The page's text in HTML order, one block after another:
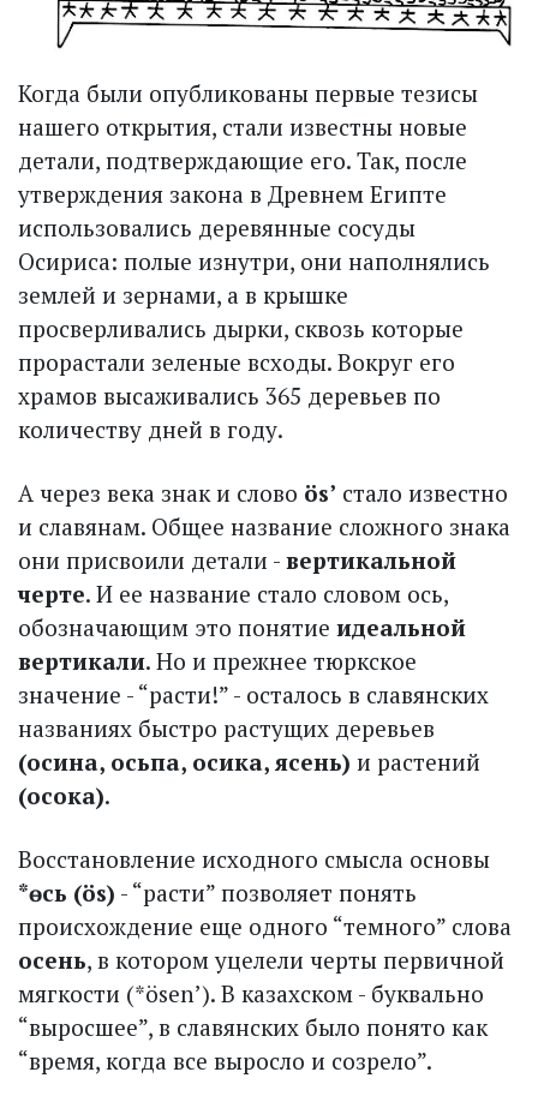
Когда были опубликованы первые тезисы
нашего открытия, стали известны новые
детали, подтверждающие его. Так, после
утверждения закона в Древнем Египте
использовались деревянные сосуды
Осириса: полые изнутри, они наполнялись
землей и зернами, а в крышке
просверливались дырки, сквозь которые
прорас­тали зеленые всходы. Вокруг его
храмов высаживались 365 деревьев по
количеству дней в году.
А через века знак и слово ös’ стало известно
и славянам. Общее название сложного знака
они присвоили детали - вертикальной
черте. И ее название стало словом ось,
обозначающим это понятие идеальной
вертикали. Но и прежнее тюркское
значение - “расти!” - осталось в славянских
названиях быстро растущих деревьев
(осина, осьпа, осика, ясень) и растений
(осока).
Восстановление исходного смысла основы
*өcь (ös) - “рас­ти” позволяет понять
происхож­дение еще одного “темного” слова
осень, в котором уцелели черты первичной
мягкости (*ösen’). В казахском - буквально
“выросшее”, в славянских было понято как
“время, когда все выросло и созрело”.